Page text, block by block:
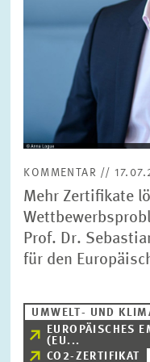
KOMMENTAR //
Mehr Zertifikate
Prof. Dr.
für den
UMWELT- UND
EUROPÄISCHES
(EU...
CO2-ZERTIFIKAT